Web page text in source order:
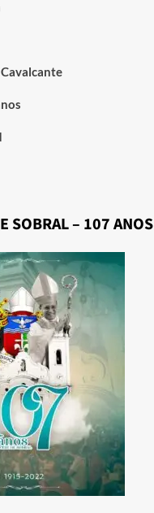
Cavalcante
SOBRAL – 107 ANOS